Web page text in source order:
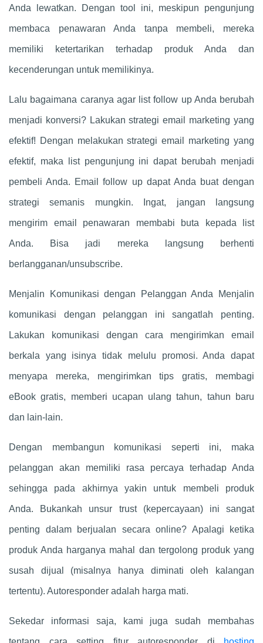
Anda lewatkan. Dengan tool ini, meskipun pengunjung
membaca penawaran Anda tanpa membeli, mereka
memiliki ketertarikan terhadap produk Anda dan
kecenderungan untuk memilikinya.
Lalu bagaimana caranya agar list follow up Anda berubah
menjadi konversi? Lakukan strategi email marketing yang
efektif! Dengan melakukan strategi email marketing yang
efektif, maka list pengunjung ini dapat berubah menjadi
pembeli Anda. Email follow up dapat Anda buat dengan
strategi semanis mungkin. Ingat, jangan langsung
mengirim email penawaran membabi buta kepada list
Anda. Bisa jadi mereka langsung berhenti
berlangganan/unsubscribe.
Menjalin Komunikasi dengan Pelanggan Anda Menjalin
komunikasi dengan pelanggan ini sangatlah penting.
Lakukan komunikasi dengan cara mengirimkan email
berkala yang isinya tidak melulu promosi. Anda dapat
menyapa mereka, mengirimkan tips gratis, membagi
eBook gratis, memberi ucapan ulang tahun, tahun baru
dan lain-lain.
Dengan membangun komunikasi seperti ini, maka
pelanggan akan memiliki rasa percaya terhadap Anda
sehingga pada akhirnya yakin untuk membeli produk
Anda. Bukankah unsur trust (kepercayaan) ini sangat
penting dalam berjualan secara online? Apalagi ketika
produk Anda harganya mahal dan tergolong produk yang
susah dijual (misalnya hanya diminati oleh kalangan
tertentu). Autoresponder adalah harga mati.
Sekedar informasi saja, kami juga sudah membahas